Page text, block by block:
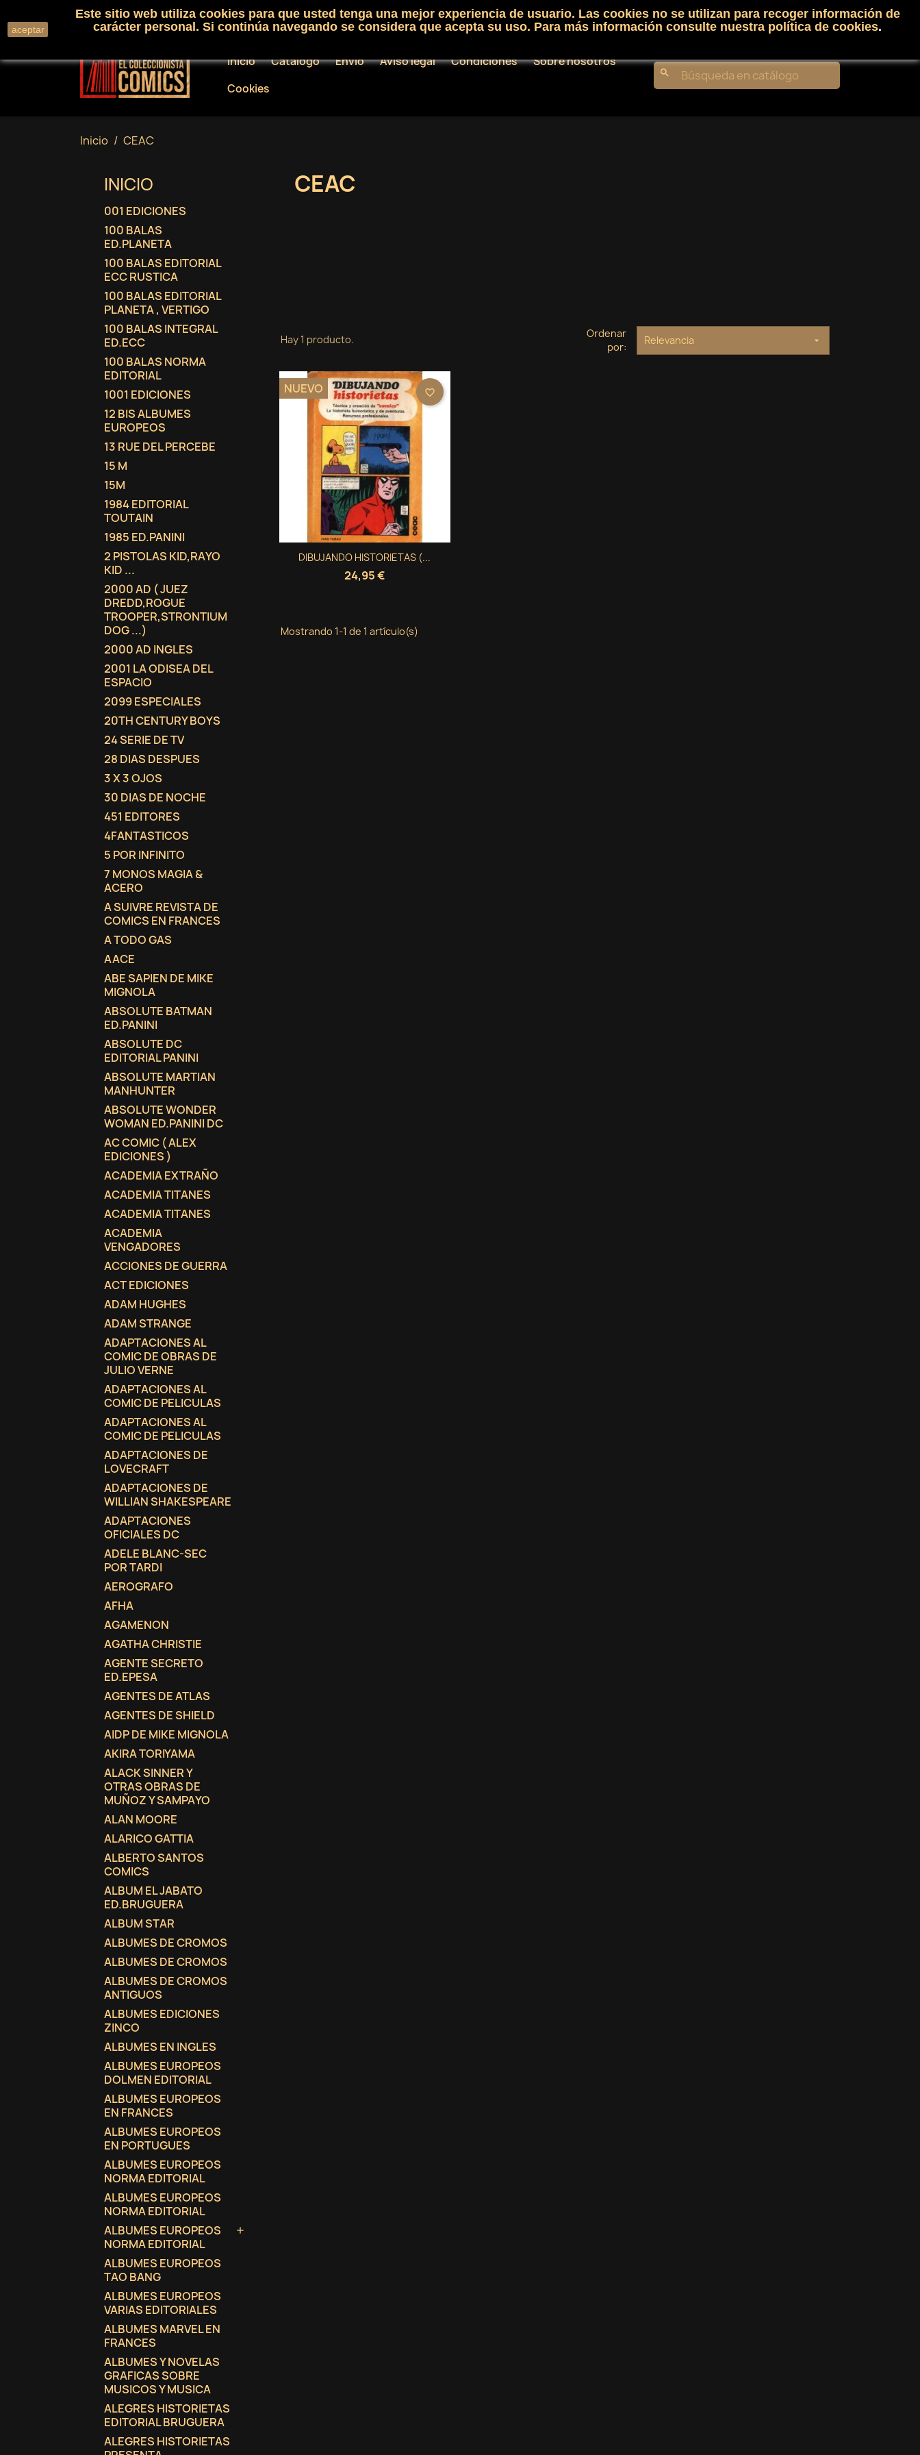
Llámenos:+34 91 530 01 33 Iniciar sesión shopping_cartCarrito(0)
Inicio Catálogo Envío Aviso legal Condiciones
Sobre nosotros
Cookies
search
Inicio CEAC
INICIO
001 EDICIONES
100 BALAS
ED.PLANETA
100 BALAS EDITORIAL
ECC RUSTICA
100 BALAS EDITORIAL
PLANETA , VERTIGO
100 BALAS INTEGRAL
ED.ECC
100 BALAS NORMA
EDITORIAL
1001 EDICIONES
12 BIS ALBUMES
EUROPEOS
13 RUE DEL PERCEBE
15 M
15M
1984 EDITORIAL
TOUTAIN
1985 ED.PANINI
2 PISTOLAS KID,RAYO
KID ...
2000 AD ( JUEZ
DREDD,ROGUE
TROOPER,STRONTIUM
DOG ...)
2000 AD INGLES
2001 LA ODISEA DEL
ESPACIO
2099 ESPECIALES
20TH CENTURY BOYS
24 SERIE DE TV
28 DIAS DESPUES
3 X 3 OJOS
30 DIAS DE NOCHE
451 EDITORES
4FANTASTICOS
5 POR INFINITO
7 MONOS MAGIA &
ACERO
A SUIVRE REVISTA DE
COMICS EN FRANCES
A TODO GAS
AACE
ABE SAPIEN DE MIKE
MIGNOLA
ABSOLUTE BATMAN
ED.PANINI
ABSOLUTE DC
EDITORIAL PANINI
ABSOLUTE MARTIAN
MANHUNTER
ABSOLUTE WONDER
WOMAN ED.PANINI DC
AC COMIC ( ALEX
EDICIONES )
ACADEMIA EXTRAÑO
ACADEMIA TITANES
ACADEMIA TITANES
ACADEMIA
VENGADORES
ACCIONES DE GUERRA
ACT EDICIONES
ADAM HUGHES
ADAM STRANGE
ADAPTACIONES AL
COMIC DE OBRAS DE
JULIO VERNE
ADAPTACIONES AL
COMIC DE PELICULAS
ADAPTACIONES AL
COMIC DE PELICULAS
ADAPTACIONES DE
LOVECRAFT
ADAPTACIONES DE
WILLIAN SHAKESPEARE
ADAPTACIONES
OFICIALES DC
ADELE BLANC-SEC
POR TARDI
AEROGRAFO
AFHA
AGAMENON
AGATHA CHRISTIE
AGENTE SECRETO
ED.EPESA
AGENTES DE ATLAS
AGENTES DE SHIELD
AIDP DE MIKE MIGNOLA
AKIRA TORIYAMA
ALACK SINNER Y
OTRAS OBRAS DE
MUÑOZ Y SAMPAYO
ALAN MOORE
ALARICO GATTIA
ALBERTO SANTOS
COMICS
ALBUM EL JABATO
ED.BRUGUERA
ALBUM STAR
ALBUMES DE CROMOS
ALBUMES DE CROMOS
ALBUMES DE CROMOS
ANTIGUOS
ALBUMES EDICIONES
ZINCO
ALBUMES EN INGLES
ALBUMES EUROPEOS
DOLMEN EDITORIAL
ALBUMES EUROPEOS
EN FRANCES
ALBUMES EUROPEOS
EN PORTUGUES
ALBUMES EUROPEOS
NORMA EDITORIAL
ALBUMES EUROPEOS
NORMA EDITORIAL
ALBUMES EUROPEOS
NORMA EDITORIAL

ALBUMES EUROPEOS
TAO BANG
ALBUMES EUROPEOS
VARIAS EDITORIALES
ALBUMES MARVEL EN
FRANCES
ALBUMES Y NOVELAS
GRAFICAS SOBRE
MUSICOS Y MUSICA
ALEGRES HISTORIETAS
EDITORIAL BRUGUERA
ALEGRES HISTORIETAS
CEAC
Hay 1 producto.
Ordenar
por:
Relevancia 
DIBUJANDO HISTORIETAS (...
24,95 €
NUEVO
Vista rápida
favorite_border
Mostrando 1-1 de 1 artículo(s)
aceptar
Este sitio web utiliza cookies para que usted tenga una mejor experiencia de usuario. Las cookies no se utilizan para recoger información de
carácter personal. Si continúa navegando se considera que acepta su uso. Para más información consulte nuestra política de cookies.